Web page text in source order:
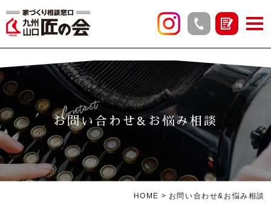
お問い合わせ&お悩み相談
Contact
HOME お問い合わせ&お悩み相談